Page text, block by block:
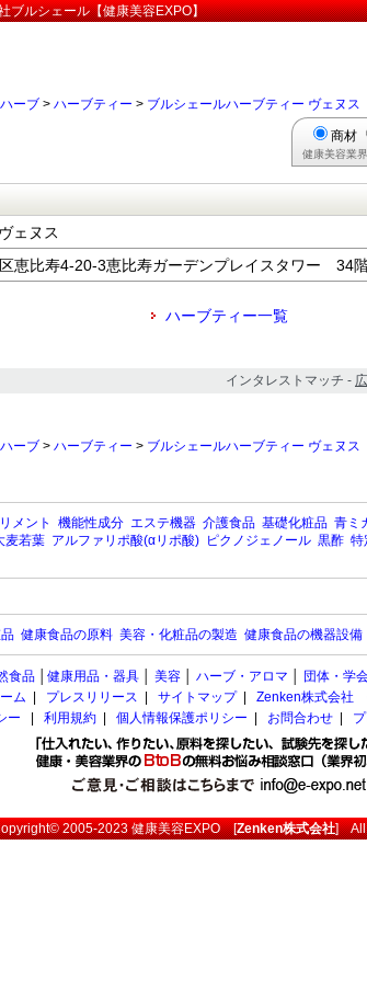
ブルシェール【健康美容EXPO】
ハーブ > ハーブティー > ブルシェールハーブティー ヴェヌス
商材
健康美容業
ェヌス
恵比寿4-20-3恵比寿ガーデンプレイスタワー 34
ハーブティー一覧
インタレストマッチ -
ハーブ > ハーブティー > ブルシェールハーブティー ヴェヌス
メント 機能性成分 エステ機器 介護食品 基礎化粧品 青ミ
麦若葉 アルファリポ酸(αリポ酸) ピクノジェノール 黒酢 特
健康食品の原料 美容・化粧品の製造 健康食品の機器設備
食品 健康用品・器具 美容 ハーブ・アロマ 団体・学
ム
プレスリリース サイトマップ| Zenken株式会社
ー
利用規約 個人情報保護ポリシー お問合わせ
2005-2023健康美容EXPO[Zenken株式会社] All